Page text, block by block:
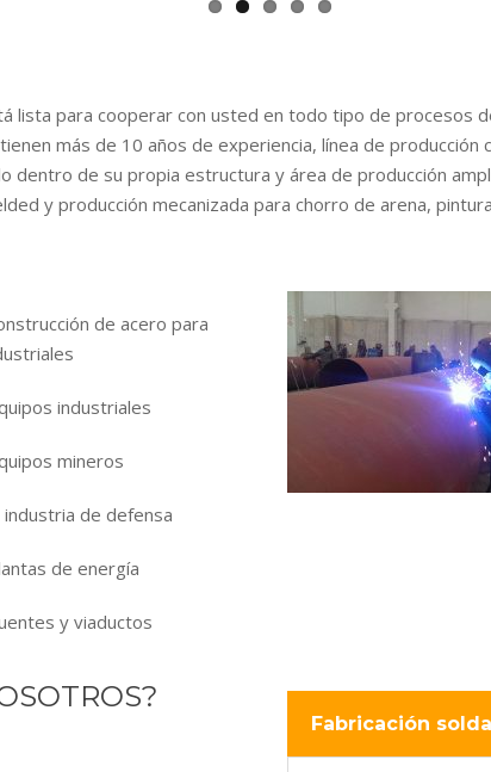
lista para cooperar con usted en todo tipo de procesos
más de 10 años de experiencia, línea de producción
dentro de su propia estructura y área de producción
y producción mecanizada para chorro de arena,
de acero para
industriales
mineros
de defensa
de energía
y viaductos
Fabricación